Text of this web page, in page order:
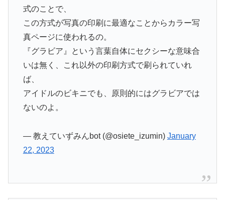
式のことで、
この方式が写真の印刷に最適なことからカラー写
真ページに使われるの。
『グラビア』という言葉自体にセクシーな意味合
いは無く、これ以外の印刷方式で刷られていれ
ば、
アイドルのビキニでも、原則的にはグラビアでは
ないのよ。
— 教えていずみんbot (@osiete_izumin) January
22, 2023